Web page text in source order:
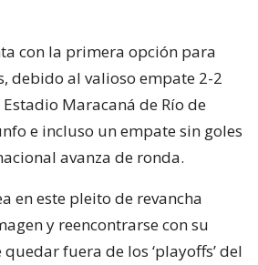
con la primera opción para
debido al valioso empate 2-2
Maracaná de Río de
e incluso un empate sin goles
avanza de ronda.
en este pleito de revancha
y reencontrarse con su
fuera de los ‘playoffs’ del